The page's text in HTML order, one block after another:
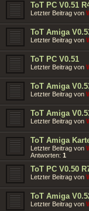
ToT PC V0.51
Letzter Beitrag von
ToT Amiga
Letzter Beitrag von
ToT PC V0.51
Letzter Beitrag von
ToT Amiga
Letzter Beitrag von
ToT Amiga
Letzter Beitrag von
ToT Amiga
Letzter Beitrag von
Antworten: 1
ToT PC V0.50
Letzter Beitrag von
ToT Amiga
Letzter Beitrag von